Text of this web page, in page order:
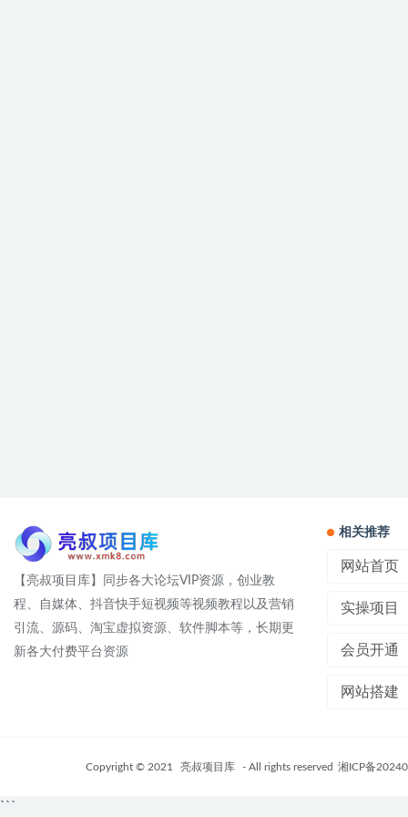
【亮叔项目库】同步各大论坛VIP资源，创业教
程、自媒体、抖音快手短视频等视频教程以及营销
引流、源码、淘宝虚拟资源、软件脚本等，长期更
新各大付费平台资源
相关推荐
网站首页
实操项目
会员开通
网站搭建
Copyright © 2021 亮叔项目库 - All rights reserved 湘ICP备
```